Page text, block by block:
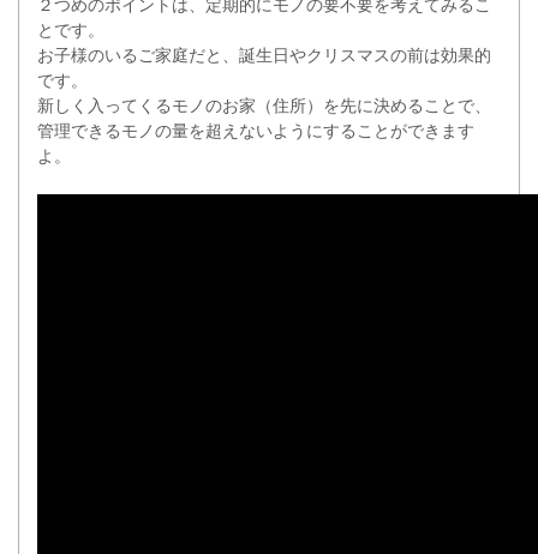
２つめのポイントは、定期的にモノの要不要を考えてみるこ
とです。
お子様のいるご家庭だと、誕生日やクリスマスの前は効果的
です。
新しく入ってくるモノのお家（住所）を先に決めることで、
管理できるモノの量を超えないようにすることができます
よ。